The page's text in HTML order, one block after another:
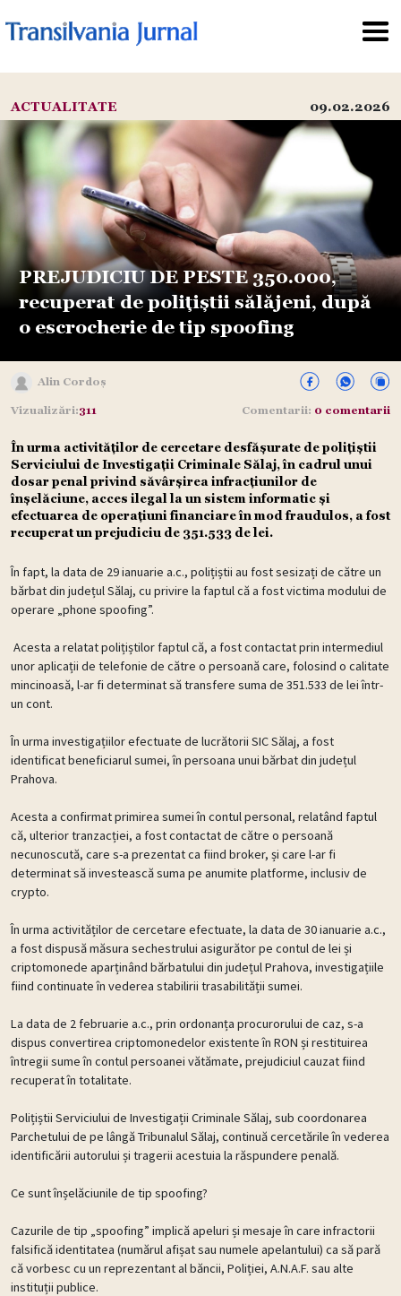
ACTUALITATE 09.02.2026
PREJUDICIU DE PESTE 350.000,
recuperat de polițiștii sălăjeni, după
o escrocherie de tip spoofing
Alin Cordoș
Vizualizări:311 Comentarii: 0 comentarii
În urma activităților de cercetare desfășurate de polițiștii
Serviciului de Investigații Criminale Sălaj, în cadrul unui
dosar penal privind săvârșirea infracțiunilor de
înșelăciune, acces ilegal la un sistem informatic și
efectuarea de operațiuni financiare în mod fraudulos, a fost
recuperat un prejudiciu de 351.533 de lei.
În fapt, la data de 29 ianuarie a.c., polițiștii au fost sesizați de către un
bărbat din județul Sălaj, cu privire la faptul că a fost victima modului de
operare „phone spoofing”.
Acesta a relatat polițiștilor faptul că, a fost contactat prin intermediul
unor aplicații de telefonie de către o persoană care, folosind o calitate
mincinoasă, l-ar fi determinat să transfere suma de 351.533 de lei într-
un cont.
În urma investigațiilor efectuate de lucrătorii SIC Sălaj, a fost
identificat beneficiarul sumei, în persoana unui bărbat din județul
Prahova.
Acesta a confirmat primirea sumei în contul personal, relatând faptul
că, ulterior tranzacției, a fost contactat de către o persoană
necunoscută, care s-a prezentat ca fiind broker, și care l-ar fi
determinat să investească suma pe anumite platforme, inclusiv de
crypto.
În urma activităților de cercetare efectuate, la data de 30 ianuarie a.c.,
a fost dispusă măsura sechestrului asigurător pe contul de lei și
criptomonede aparținând bărbatului din județul Prahova, investigațiile
fiind continuate în vederea stabilirii trasabilității sumei.
La data de 2 februarie a.c., prin ordonanța procurorului de caz, s-a
dispus convertirea criptomonedelor existente în RON și restituirea
întregii sume în contul persoanei vătămate, prejudiciul cauzat fiind
recuperat în totalitate.
Polițiștii Serviciului de Investigații Criminale Sălaj, sub coordonarea
Parchetului de pe lângă Tribunalul Sălaj, continuă cercetările în vederea
identificării autorului și tragerii acestuia la răspundere penală.
Ce sunt înșelăciunile de tip spoofing?
Cazurile de tip „spoofing” implică apeluri și mesaje în care infractorii
falsifică identitatea (numărul afișat sau numele apelantului) ca să pară
că vorbesc cu un reprezentant al băncii, Poliției, A.N.A.F. sau alte
instituții publice.